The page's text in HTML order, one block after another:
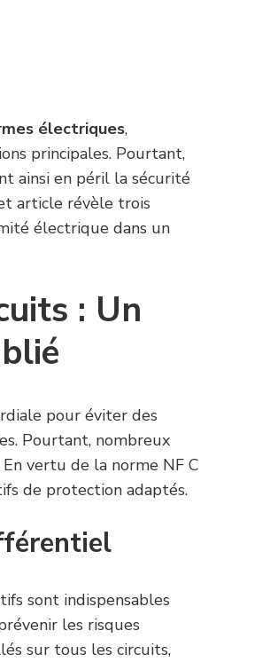
électriques,
principales. Pourtant,
ainsi en péril la sécurité
article révèle trois
électrique dans un
: Un
pour éviter des
Pourtant, nombreux
vertu de la norme NF C
de protection adaptés.
sont indispensables
les risques
sur tous les circuits,